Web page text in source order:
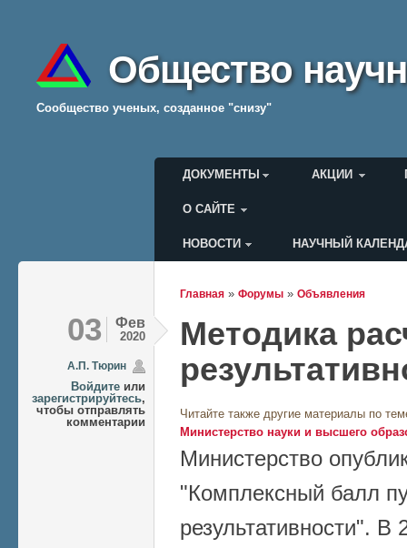
Общество
Cообщество ученых, созданное "снизу"
Главное меню
ДОКУМЕНТЫ АКЦИИ
О САЙТЕ
Меню пользователя
НОВОСТИ НАУЧНЫЙ
Главная » Форумы » Объявления
03 Фев
2020
А.П. Тюрин
Войдите или
зарегистрируйтесь,
чтобы отправлять
комментарии
Методика
Читайте также другие материалы по
Министерство науки и высшего
Министерство
"Комплексный балл
результативности". В